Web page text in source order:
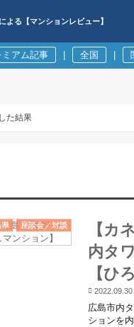
よる【マンションレビュー】
ミアム記事 全国
た結果
県 座談会／対談
【カ
内タ
【ひ
2022.09.30
広島市内
ションを